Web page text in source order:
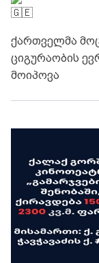
ქართველმა
ციგურაობის
მოიპოვა